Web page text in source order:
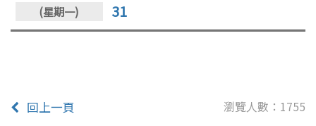
31
回上一頁 瀏覽人數：1755